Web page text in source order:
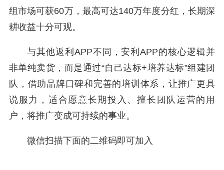
组市场可获60万，最高可达140万年度分红，长期深
耕收益十分可观。
与其他返利APP不同，安利APP的核心逻辑并
非单纯卖货，而是通过“自己达标+培养达标”组建团
队，借助品牌口碑和完善的培训体系，让推广更具
说服力，适合愿意长期投入、擅长团队运营的用
户，将推广变成可持续的事业。
微信扫描下面的二维码即可加入